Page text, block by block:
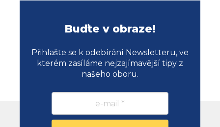
Buďte v obraze!
Přihlašte se k odebírání Newsletteru, ve
kterém zasíláme nejzajímavější tipy z
našeho oboru.